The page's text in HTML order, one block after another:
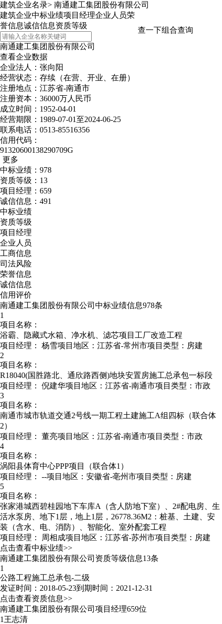
建筑企业名录> 南通建工集团股份有限公司
建筑企业中标业绩项目经理企业人员荣
誉信息诚信信息资质等级 查一下组合查询
南通建工集团股份有限公司
查看企业数据
企业法人：张向阳
经营状态：存续（在营、开业、在册）
注册地点：江苏省-南通市
注册资本：36000万人民币
成立时间：1952-04-01
经营期限：1989-07-01至2024-06-25
联系电话：0513-85516356
信用代码：
91320600138290709G
更多
中标业绩：978
资质等级：13
项目经理：659
诚信信息：491
中标业绩
资质等级
项目经理
企业人员
工商信息
司法风险
荣誉信息
诚信信息
信用评价
南通建工集团股份有限公司中标业绩信息978条
1
项目名称：
浴霸、隐藏式水箱、净水机、滤芯项目工厂改造工程
项目经理： 杨雪项目地区：江苏省-常州市项目类型：房建
2
项目名称：
R18040(国胜路北、通欣路西侧)地块安置房施工总承包一标段
项目经理： 倪建华项目地区：江苏省-南通市项目类型：市政
3
项目名称：
南通市城市轨道交通2号线一期工程土建施工A组四标（联合体
2）
项目经理： 董亮项目地区：江苏省-南通市项目类型：市政
4
项目名称：
涡阳县体育中心PPP项目（联合体1）
项目经理： --项目地区：安徽省-亳州市项目类型：房建
5
项目名称：
张家港城西碧桂园地下车库A（含人防地下室）、2#配电房、生
活水泵房、地下1层，地上1层，26778.36M2：桩基、土建、安
装（含水、电、消防）、智能化、室外配套工程
项目经理：
周相成项目地区：江苏省-苏州市项目类型：房建
点击查看中标业绩>>
南通建工集团股份有限公司资质等级信息13条
1
公路工程施工总承包-二级
发证时间：2018-05-23到期时间：2021-12-31
点击查看资质信息>>
南通建工集团股份有限公司项目经理659位
1 王志清